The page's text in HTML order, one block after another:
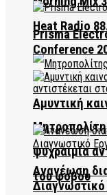
Heat Radio
ψυχραιμία
του φόβου
Prisma
Conference
Αμυντική
Ανανέωση